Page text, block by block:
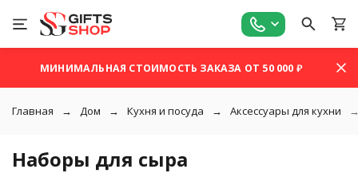
МИНИМАЛЬНАЯ СТОИМОСТЬ ЗАКАЗА ОТ 50 000 ₽
Главная Дом Кухня и посуда Аксессуары для кухни
Наборы для сыра